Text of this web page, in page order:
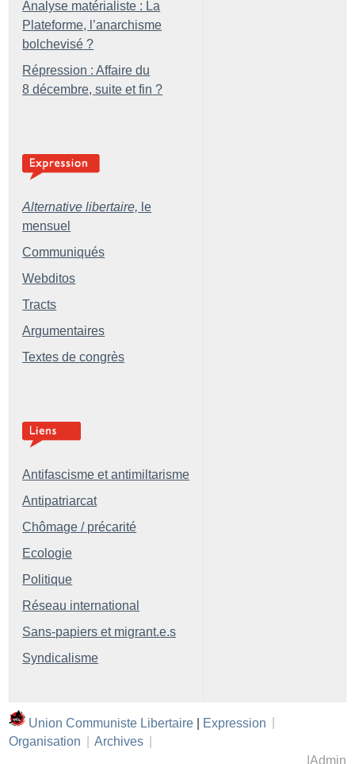
Analyse matérialiste : La
Plateforme, l’anarchisme
bolchevisé ?
Répression : Affaire du
8 décembre, suite et fin ?
Alternative libertaire, le
mensuel
Communiqués
Webditos
Tracts
Argumentaires
Textes de congrès
Antifascisme et antimiltarisme
Antipatriarcat
Chômage / précarité
Ecologie
Politique
Réseau international
Sans-papiers et migrant.e.s
Syndicalisme
Union Communiste Libertaire | Expression
Organisation
Archives
Admin